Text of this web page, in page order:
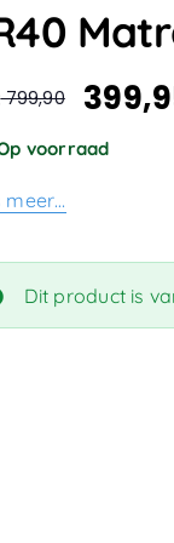
799,90
voorraad
meer…
Dit product is